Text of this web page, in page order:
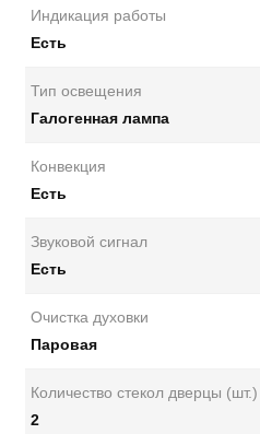
Индикация работы
Есть
Тип освещения
Галогенная лампа
Конвекция
Есть
Звуковой сигнал
Есть
Очистка духовки
Паровая
Количество стекол дверцы (шт.)
2